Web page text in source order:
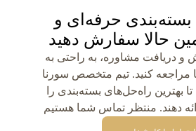
بسته‌بندی حرفه‌ای و
حالا سفارش دهید
و دریافت مشاوره، به راحتی به
مراجعه کنید. تیم متخصص سورنا
بهترین راه‌حل‌های بسته‌بندی را
دهند. منتظر تماس شما هستیم